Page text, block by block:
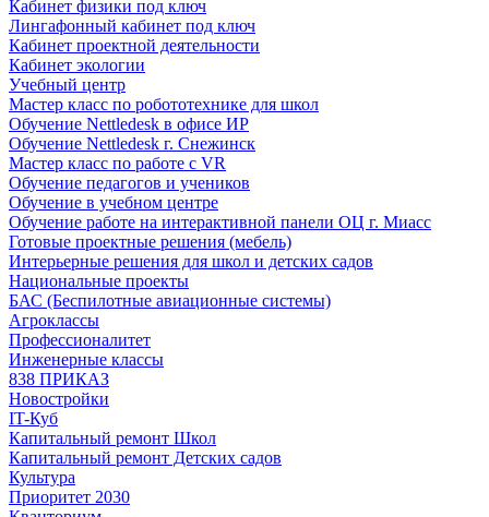
Кабинет физики под ключ
Лингафонный кабинет под ключ
Кабинет проектной деятельности
Кабинет экологии
Учебный центр
Мастер класс по робототехнике для школ
Обучение Nettledesk в офисе ИР
Обучение Nettledesk г. Снежинск
Мастер класс по работе с VR
Обучение педагогов и учеников
Обучение в учебном центре
Обучение работе на интерактивной панели ОЦ г. Миасс
Готовые проектные решения (мебель)
Интерьерные решения для школ и детских садов
Национальные проекты
БАС (Беспилотные авиационные системы)
Агроклассы
Профессионалитет
Инженерные классы
838 ПРИКАЗ
Новостройки
IT-Куб
Капитальный ремонт Школ
Капитальный ремонт Детских садов
Культура
Приоритет 2030